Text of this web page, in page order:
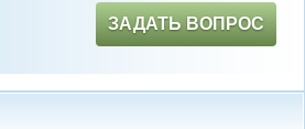
ЗАДАТЬ ВОПРОС